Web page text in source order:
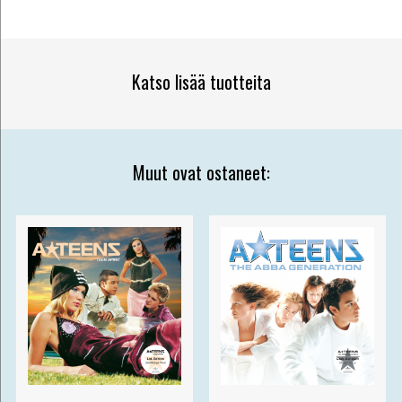
Katso lisää tuotteita
Muut ovat ostaneet: